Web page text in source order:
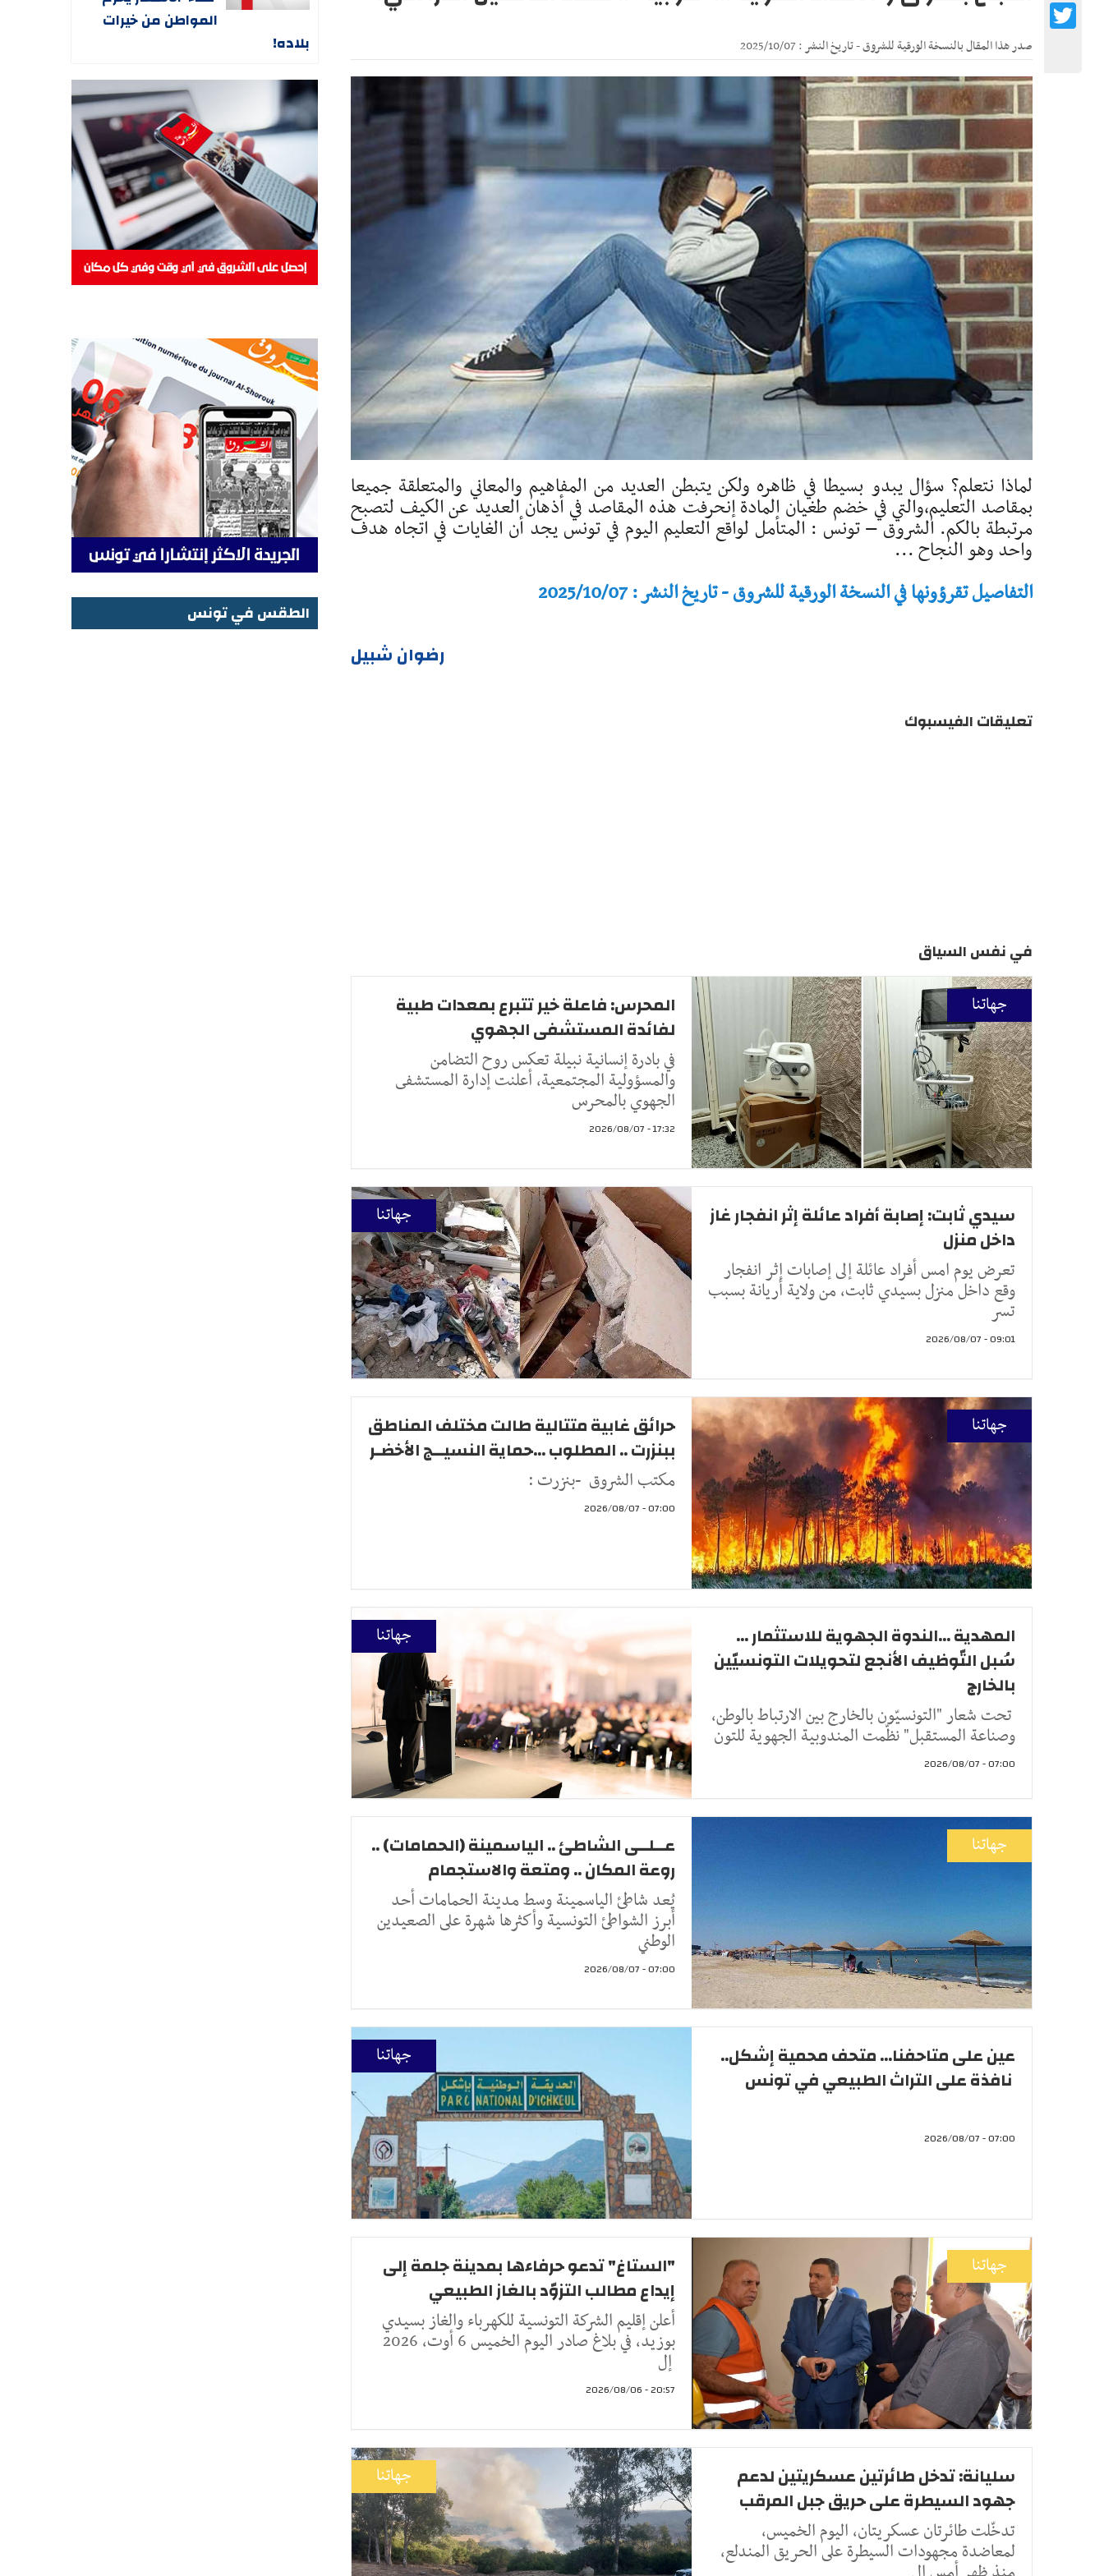
صدر هذا المقال بالنسخة الورقية للشروق - تاريخ النشر : 2025/10/07
لماذا نتعلم؟ سؤال يبدو بسيطا في ظاهره ولكن يتبطن العديد من المفاهيم والمعاني والمتعلقة جميعا
بمقاصد التعليم،والتي في خضم طغيان المادة إنحرفت هذه المقاصد في أذهان العديد عن الكيف لتصبح
مرتبطة بالكم. الشروق – تونس : المتأمل لواقع التعليم اليوم في تونس يجد أن الغايات في اتجاه هدف
واحد وهو النجاح ...
التفاصيل تقرؤونها في النسخة الورقية للشروق - تاريخ النشر : 2025/10/07
رضوان شبيل
Twitter
تعليقات الفيسبوك
في نفس السياق
جهاتنا
المحرس: فاعلة خير تتبرع بمعدات طبية
لفائدة المستشفى الجهوي
في بادرة إنسانية نبيلة تعكس روح التضامن
والمسؤولية المجتمعية، أعلنت إدارة المستشفى
الجهوي بالمحرس
17:32 - 2026/08/07
جهاتنا
سيدي ثابت: إصابة أفراد عائلة إثر انفجار غاز
داخل منزل
تعرض يوم امس أفراد عائلة إلى إصابات إثر انفجار
وقع داخل منزل بسيدي ثابت، من ولاية أريانة بسبب
تسر
09:01 - 2026/08/07
جهاتنا
حرائق غابية متتالية طالت مختلف المناطق
ببنزرت .. المطلوب ...حماية النسيــج الأخضـر
مكتب الشروق -بنزرت :
07:00 - 2026/08/07
جهاتنا
المهدية ...الندوة الجهوية للاستثمار ...
سُبل التّوظيف الأنجع لتحويلات التونسيّين
بالخارج
تحت شعار "التونسيّون بالخارج بين الارتباط بالوطن،
وصناعة المستقبل" نظّمت المندوبية الجهوية للتون
07:00 - 2026/08/07
جهاتنا
عــلــى الشاطئ .. الياسمينة (الحمامات) ..
روعة المكان .. ومتعة والاستجمام
يُعد شاطئ الياسمينة وسط مدينة الحمامات أحد
أبرز الشواطئ التونسية وأكثرها شهرة على الصعيدين
الوطني
07:00 - 2026/08/07
جهاتنا
عين على متاحفنا... متحف محمية إشكل..
نافذة على التراث الطبيعي في تونس
07:00 - 2026/08/07
جهاتنا
"الستاغ" تدعو حرفاءها بمدينة جلمة إلى
إيداع مطالب التزوّد بالغاز الطبيعي
أعلن إقليم الشركة التونسية للكهرباء والغاز بسيدي
بوزيد، في بلاغ صادر اليوم الخميس 6 أوت، 2026
إل
20:57 - 2026/08/06
جهاتنا
سليانة: تدخل طائرتين عسكريتين لدعم
جهود السيطرة على حريق جبل المرقب
تدخّلت طائرتان عسكريتان، اليوم الخميس،
لمعاضدة مجهودات السيطرة على الحريق المندلع،
المواطن من خيرات
بلاده!
الطقس في تونس